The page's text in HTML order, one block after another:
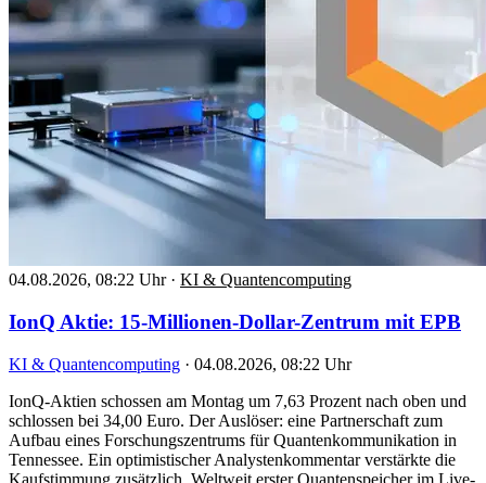
04.08.2026, 08:22 Uhr · KI & Quantencomputing
IonQ Aktie: 15-Millionen-Dollar-Zentrum mit EPB
KI & Quantencomputing · 04.08.2026, 08:22 Uhr
IonQ-Aktien schossen am Montag um 7,63 Prozent nach oben und
schlossen bei 34,00 Euro. Der Auslöser: eine Partnerschaft zum
Aufbau eines Forschungszentrums für Quantenkommunikation in
Tennessee. Ein optimistischer Analystenkommentar verstärkte die
Kaufstimmung zusätzlich. Weltweit erster Quantenspeicher im Live-